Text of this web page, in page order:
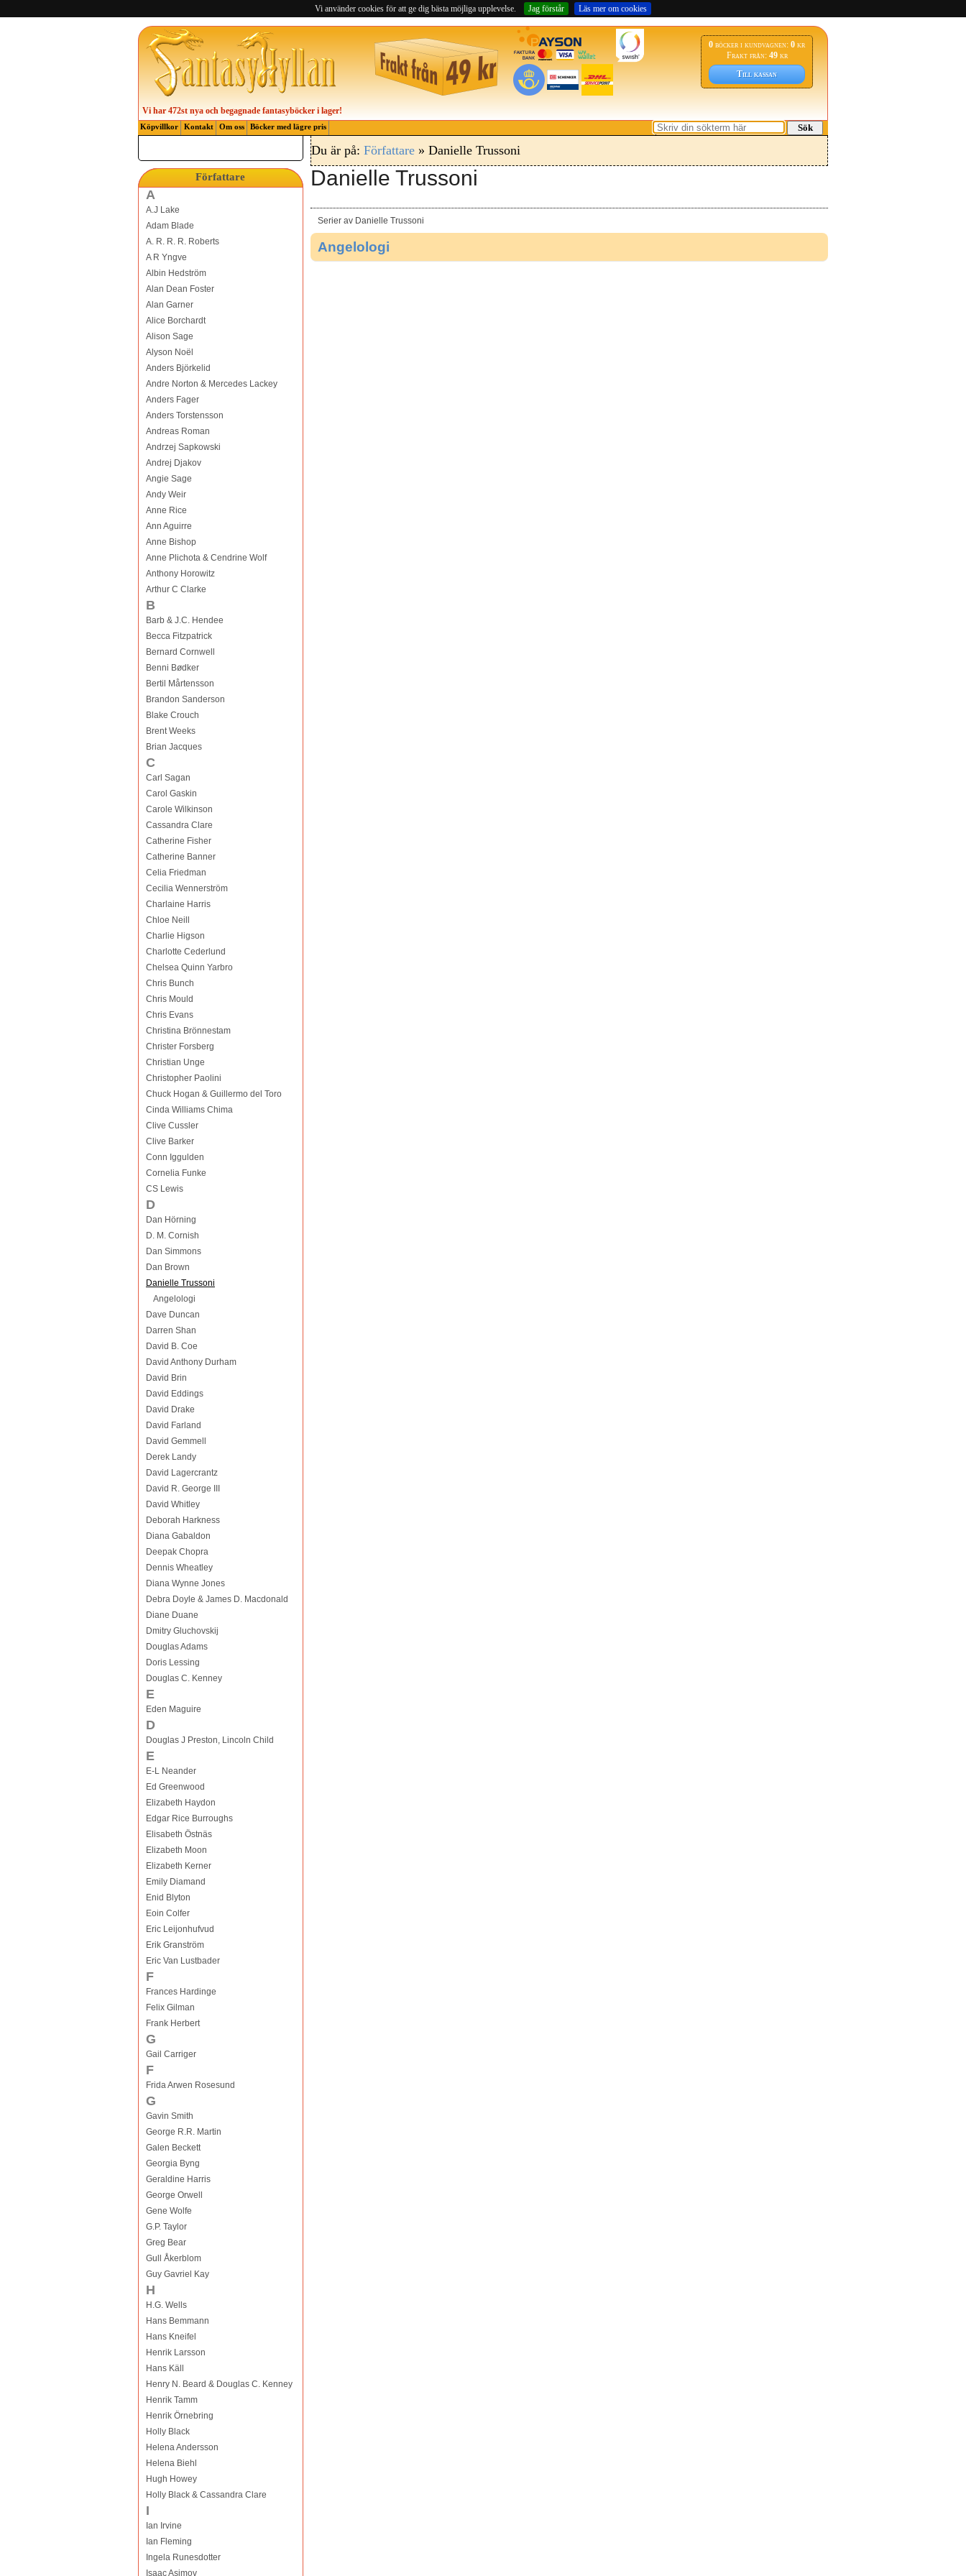
Vi använder cookies för att ge dig bästa möjliga upplevelse. Jag förstår Läs mer om cookies
0 böcker i kundvagnen:0kr
Frakt från: 49kr
Till kassan
Vi har 472st nya och begagnade fantasyböcker i lager!
Köpvillkor Kontakt Om oss Böcker med lägre pris Sök
Författare
A
A.J Lake
Adam Blade
A. R. R. R. Roberts
A R Yngve
Albin Hedström
Alan Dean Foster
Alan Garner
Alice Borchardt
Alison Sage
Alyson Noël
Anders Björkelid
Andre Norton & Mercedes Lackey
Anders Fager
Anders Torstensson
Andreas Roman
Andrzej Sapkowski
Andrej Djakov
Angie Sage
Andy Weir
Anne Rice
Ann Aguirre
Anne Bishop
Anne Plichota & Cendrine Wolf
Anthony Horowitz
Arthur C Clarke
B
Barb & J.C. Hendee
Becca Fitzpatrick
Bernard Cornwell
Benni Bødker
Bertil Mårtensson
Brandon Sanderson
Blake Crouch
Brent Weeks
Brian Jacques
C
Carl Sagan
Carol Gaskin
Carole Wilkinson
Cassandra Clare
Catherine Fisher
Catherine Banner
Celia Friedman
Cecilia Wennerström
Charlaine Harris
Chloe Neill
Charlie Higson
Charlotte Cederlund
Chelsea Quinn Yarbro
Chris Bunch
Chris Mould
Chris Evans
Christina Brönnestam
Christer Forsberg
Christian Unge
Christopher Paolini
Chuck Hogan & Guillermo del Toro
Cinda Williams Chima
Clive Cussler
Clive Barker
Conn Iggulden
Cornelia Funke
CS Lewis
D
Dan Hörning
D. M. Cornish
Dan Simmons
Dan Brown
Danielle Trussoni
Angelologi
Dave Duncan
Darren Shan
David B. Coe
David Anthony Durham
David Brin
David Eddings
David Drake
David Farland
David Gemmell
Derek Landy
David Lagercrantz
David R. George III
David Whitley
Deborah Harkness
Diana Gabaldon
Deepak Chopra
Dennis Wheatley
Diana Wynne Jones
Debra Doyle & James D. Macdonald
Diane Duane
Dmitry Gluchovskij
Douglas Adams
Doris Lessing
Douglas C. Kenney
E
Eden Maguire
D
Douglas J Preston, Lincoln Child
E
E-L Neander
Ed Greenwood
Elizabeth Haydon
Edgar Rice Burroughs
Elisabeth Östnäs
Elizabeth Moon
Elizabeth Kerner
Emily Diamand
Enid Blyton
Eoin Colfer
Eric Leijonhufvud
Erik Granström
Eric Van Lustbader
F
Frances Hardinge
Felix Gilman
Frank Herbert
G
Gail Carriger
F
Frida Arwen Rosesund
G
Gavin Smith
George R.R. Martin
Galen Beckett
Georgia Byng
Geraldine Harris
George Orwell
Gene Wolfe
G.P. Taylor
Greg Bear
Gull Åkerblom
Guy Gavriel Kay
H
H.G. Wells
Hans Bemmann
Hans Kneifel
Henrik Larsson
Hans Käll
Henry N. Beard & Douglas C. Kenney
Henrik Tamm
Henrik Örnebring
Holly Black
Helena Andersson
Helena Biehl
Hugh Howey
Holly Black & Cassandra Clare
I
Ian Irvine
Ian Fleming
Ingela Runesdotter
Isaac Asimov
Du är på: Författare» Danielle Trussoni
Danielle Trussoni
Serier av Danielle Trussoni
Angelologi